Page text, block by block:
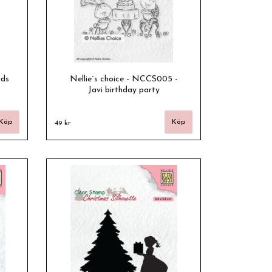
Nellie´s choice - NCCS005 -
Javi birthday party
49 kr